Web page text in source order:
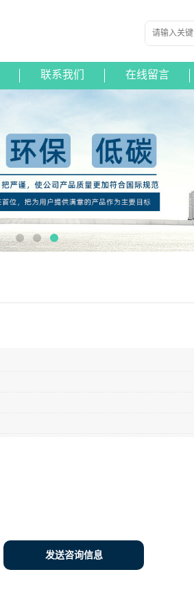
联系我们 在线留言
发送咨询信息